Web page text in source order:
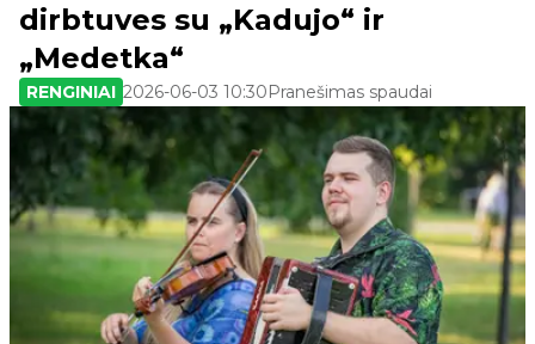
dirbtuves su „Kadujo“ ir
„Medetka“
RENGINIAI 2026-06-03 10:30Pranešimas spaudai